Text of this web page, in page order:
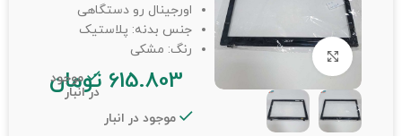
برای بزرگنمایی کلیک کنید
اورجینال رو دستگاهی
جنس بدنه: پلاستیک
رنگ: مشکی
615.803 تومان
موجود
در انبار
موجود در انبار